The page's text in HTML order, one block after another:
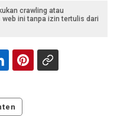
crawling atau
ini tanpa izin tertulis dari